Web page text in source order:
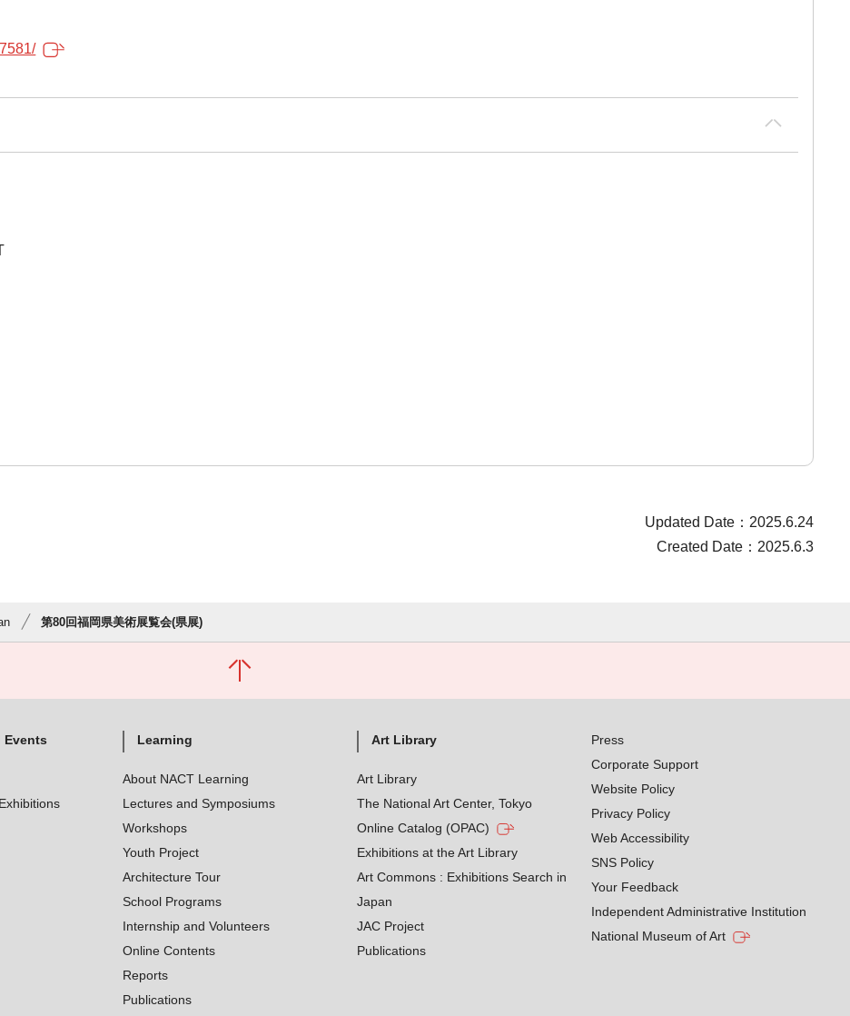
Updated Date：2025.6.24
Created Date：2025.6.3
第80回福岡県美術展覧会(県展)
Events Learning
About NACT Learning
Lectures and Symposiums
Workshops
Youth Project
Architecture Tour
School Programs
Internship and Volunteers
Online Contents
Reports
Publications
Art Library
Art Library
The National Art Center, Tokyo
Online Catalog (OPAC)
Exhibitions at the Art Library
Art Commons : Exhibitions Search in
Japan
JAC Project
Publications
Press
Corporate Support
Website Policy
Privacy Policy
Web Accessibility
SNS Policy
Your Feedback
Independent Administrative Institution
National Museum of Art